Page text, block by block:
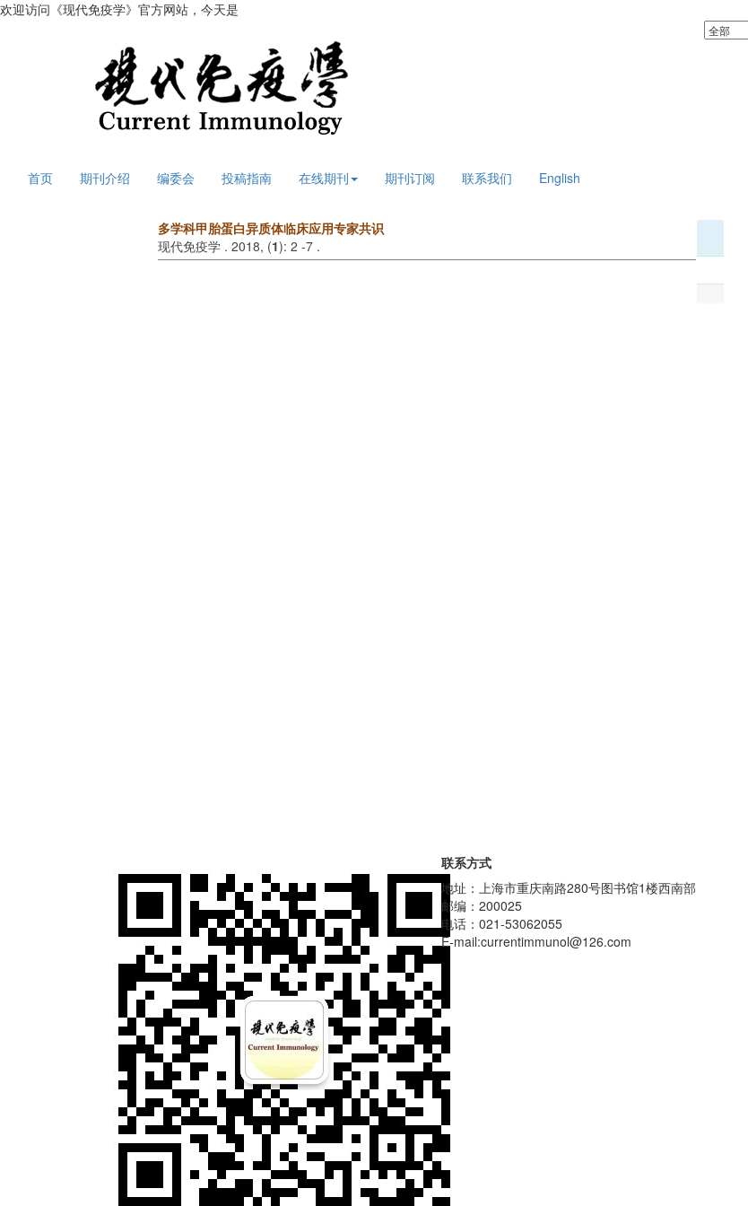
欢迎访问《现代免疫学》官方网站，今天是
首页 期刊介绍 编委会 投稿指南 在线期刊 期刊订阅 联系我们 English
多学科甲胎蛋白异质体临床应用专家共识
现代免疫学 . 2018, (1): 2 -7 .
联系方式
地址：上海市重庆南路280号图书馆1楼西南部
邮编：200025
电话：021-53062055
E-mail:currentimmunol@126.com